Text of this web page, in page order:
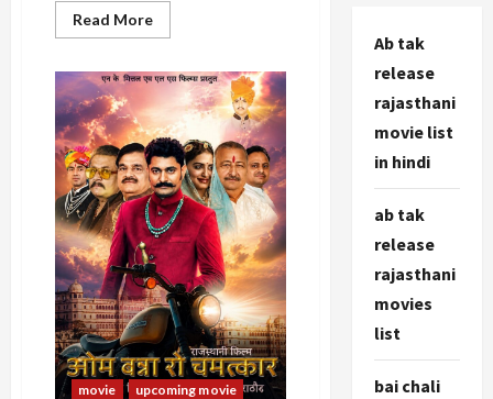
Read MoreRead
more
Film
Bairan
:
राजस्थानी
फिल्म
बैरण
के
कलाकार,
रिलीज
डेट
और
अन्य
जानकारी
movie upcoming movie
Ab tak
release
rajasthani
movie list
in hindi
ab tak
release
rajasthani
movies
list
bai chali